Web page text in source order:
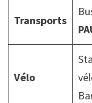
Transports
Vélo